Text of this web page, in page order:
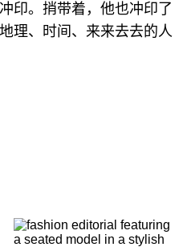
印。捎带着，他也冲印了
理、时间、来来去去的人